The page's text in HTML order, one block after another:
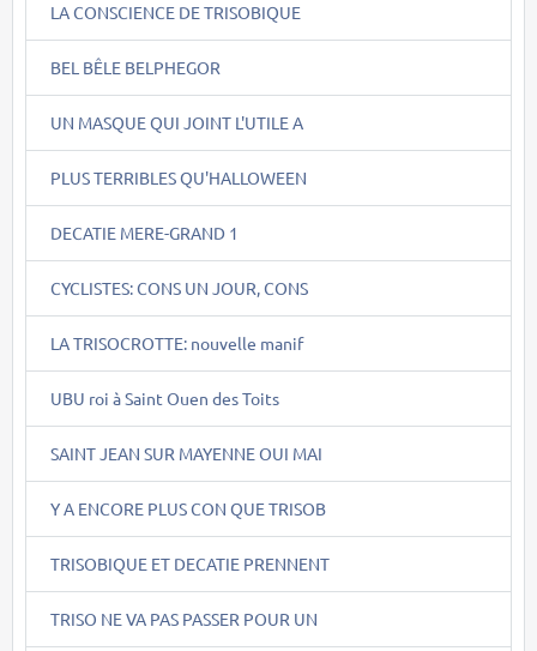
LA CONSCIENCE DE TRISOBIQUE
BEL BÊLE BELPHEGOR
UN MASQUE QUI JOINT L'UTILE A
PLUS TERRIBLES QU'HALLOWEEN
DECATIE MERE-GRAND 1
CYCLISTES: CONS UN JOUR, CONS
LA TRISOCROTTE: nouvelle manif
UBU roi à Saint Ouen des Toits
SAINT JEAN SUR MAYENNE OUI MAI
Y A ENCORE PLUS CON QUE TRISOB
TRISOBIQUE ET DECATIE PRENNENT
TRISO NE VA PAS PASSER POUR UN